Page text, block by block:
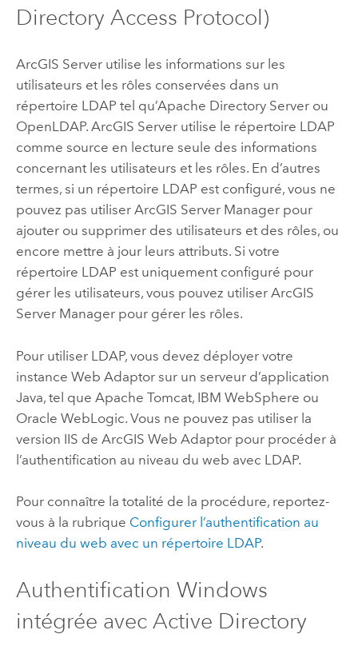
Directory Access Protocol)
ArcGIS Serverutilise les informations sur les
utilisateurs et les rôles conservées dans un
répertoire LDAP tel qu’Apache Directory Server ou
OpenLDAP. ArcGIS Serverutilise le répertoire LDAP
comme source en lecture seule des informations
concernant les utilisateurs et les rôles. En d’autres
termes, si un répertoire LDAP est configuré, vous ne
pouvez pas utiliser ArcGIS Server Manager pour
ajouter ou supprimer des utilisateurs et des rôles, ou
encore mettre à jour leurs attributs. Si votre
répertoire LDAP est uniquement configuré pour
gérer les utilisateurs, vous pouvez utiliser ArcGIS
Server Manager pour gérer les rôles.
Pour utiliser LDAP, vous devez déployer votre
instance Web Adaptor sur un serveur d’application
Java, tel que Apache Tomcat, IBM WebSphere ou
Oracle WebLogic. Vous ne pouvez pas utiliser la
version IIS de ArcGIS Web Adaptor pour procéder à
l’authentification au niveau du web avec LDAP.
Pour connaître la totalité de la procédure, reportez-
vous à la rubrique Configurer l’authentification au
niveau du web avec un répertoire LDAP.
Authentification Windows
intégrée avec Active Directory